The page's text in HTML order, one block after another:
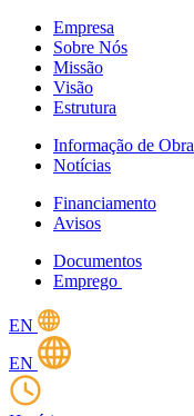
Empresa
Sobre Nós
Missão
Visão
Estrutura
Informação de Obra
Notícias
Financiamento
Avisos
Documentos
Emprego
EN
EN